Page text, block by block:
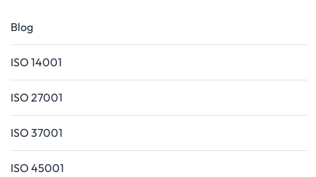
Blog
ISO 14001
ISO 27001
ISO 37001
ISO 45001